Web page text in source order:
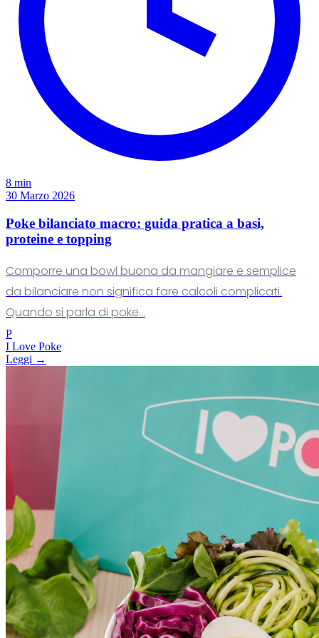
8 min
30 Marzo 2026
Poke bilanciato macro: guida pratica a basi,
proteine e topping
Comporre una bowl buona da mangiare e semplice
da bilanciare non significa fare calcoli complicati.
Quando si parla di poke...
P
I Love Poke
Leggi →